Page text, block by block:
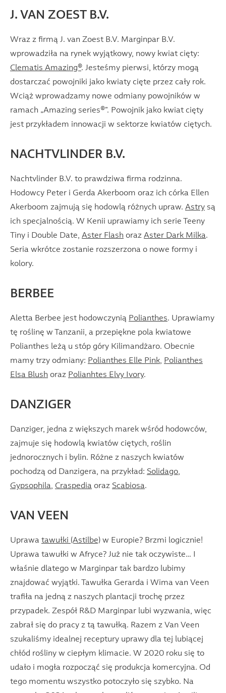
J. VAN ZOEST B.V.
Wraz z firmą J. van Zoest B.V. Marginpar B.V.
wprowadziła na rynek wyjątkowy, nowy kwiat cięty:
Clematis Amazing®. Jesteśmy pierwsi, którzy mogą
dostarczać powojniki jako kwiaty cięte przez cały rok.
Wciąż wprowadzamy nowe odmiany powojników w
ramach „Amazing series®”. Powojnik jako kwiat cięty
jest przykładem innowacji w sektorze kwiatów ciętych.
NACHTVLINDER B.V.
Nachtvlinder B.V. to prawdziwa firma rodzinna.
Hodowcy Peter i Gerda Akerboom oraz ich córka Ellen
Akerboom zajmują się hodowlą różnych upraw. Astry są
ich specjalnością. W Kenii uprawiamy ich serie Teeny
Tiny i Double Date, Aster Flash oraz Aster Dark Milka.
Seria wkrótce zostanie rozszerzona o nowe formy i
kolory.
BERBEE
Aletta Berbee jest hodowczynią Polianthes. Uprawiamy
tę roślinę w Tanzanii, a przepiękne pola kwiatowe
Polianthes leżą u stóp góry Kilimandżaro. Obecnie
mamy trzy odmiany: Polianthes Elle Pink, Polianthes
Elsa Blush oraz Polianhtes Elvy Ivory.
DANZIGER
Danziger, jedna z większych marek wśród hodowców,
zajmuje się hodowlą kwiatów ciętych, roślin
jednorocznych i bylin. Różne z naszych kwiatów
pochodzą od Danzigera, na przykład: Solidago,
Gypsophila, Craspedia oraz Scabiosa.
VAN VEEN
Uprawa tawułki (Astilbe) w Europie? Brzmi logicznie!
Uprawa tawułki w Afryce? Już nie tak oczywiste… I
właśnie dlatego w Marginpar tak bardzo lubimy
znajdować wyjątki. Tawułka Gerarda i Wima van Veen
trafiła na jedną z naszych plantacji trochę przez
przypadek. Zespół R&D Marginpar lubi wyzwania, więc
zabrał się do pracy z tą tawułką. Razem z Van Veen
szukaliśmy idealnej receptury uprawy dla tej lubiącej
chłód rośliny w ciepłym klimacie. W 2020 roku się to
udało i mogła rozpocząć się produkcja komercyjna. Od
tego momentu wszystko potoczyło się szybko. Na